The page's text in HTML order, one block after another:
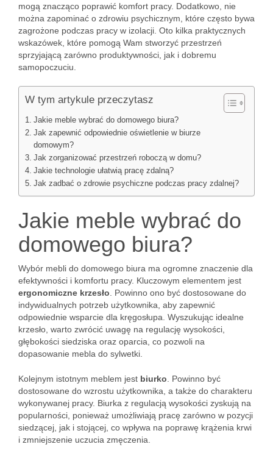
mogą znacząco poprawić komfort pracy. Dodatkowo, nie
można zapominać o zdrowiu psychicznym, które często bywa
zagrożone podczas pracy w izolacji. Oto kilka praktycznych
wskazówek, które pomogą Wam stworzyć przestrzeń
sprzyjającą zarówno produktywności, jak i dobremu
samopoczuciu.
W tym artykule przeczytasz
Jakie meble wybrać do domowego biura?
Jak zapewnić odpowiednie oświetlenie w biurze
domowym?
Jak zorganizować przestrzeń roboczą w domu?
Jakie technologie ułatwią pracę zdalną?
Jak zadbać o zdrowie psychiczne podczas pracy zdalnej?
Jakie meble wybrać do
domowego biura?
Wybór mebli do domowego biura ma ogromne znaczenie dla
efektywności i komfortu pracy. Kluczowym elementem jest
ergonomiczne krzesło . Powinno ono być dostosowane do
indywidualnych potrzeb użytkownika, aby zapewnić
odpowiednie wsparcie dla kręgosłupa. Wyszukując idealne
krzesło, warto zwrócić uwagę na regulację wysokości,
głębokości siedziska oraz oparcia, co pozwoli na
dopasowanie mebla do sylwetki.
Kolejnym istotnym meblem jest biurko . Powinno być
dostosowane do wzrostu użytkownika, a także do charakteru
wykonywanej pracy. Biurka z regulacją wysokości zyskują na
popularności, ponieważ umożliwiają pracę zarówno w pozycji
siedzącej, jak i stojącej, co wpływa na poprawę krążenia krwi
i zmniejszenie uczucia zmęczenia.